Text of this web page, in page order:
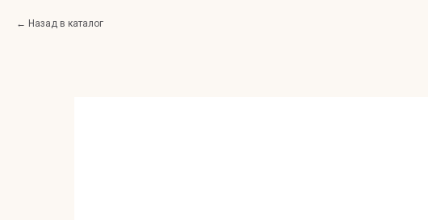
Назад в каталог